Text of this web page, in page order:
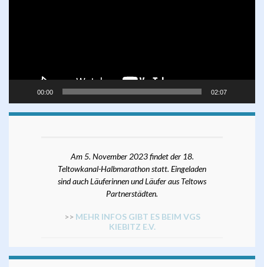
00:00 02:07
Am 5. November 2023 findet der 18.
Teltowkanal-Halbmarathon statt. Eingeladen
sind auch Läuferinnen und Läufer aus Teltows
Partnerstädten.
>> MEHR INFOS GIBT ES BEIM VGS
KIEBITZ E.V.